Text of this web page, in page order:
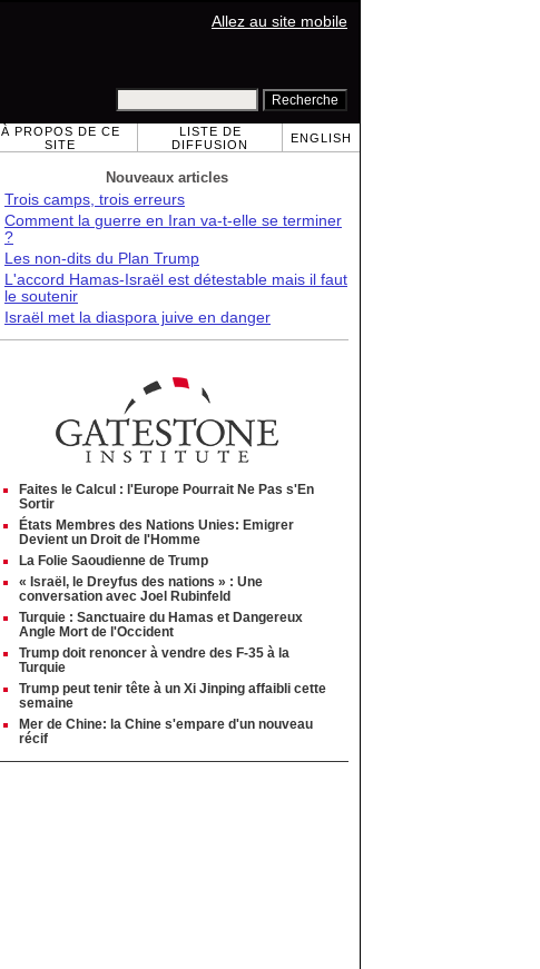
Allez au site mobile
À PROPOS DE CE
SITE
LISTE DE
DIFFUSION
ENGLISH
Nouveaux articles
Trois camps, trois erreurs
Comment la guerre en Iran va-t-elle se terminer
?
Les non-dits du Plan Trump
L'accord Hamas-Israël est détestable mais il faut
le soutenir
Israël met la diaspora juive en danger
Faites le Calcul : l'Europe Pourrait Ne Pas s'En
Sortir
États Membres des Nations Unies: Emigrer
Devient un Droit de l'Homme
La Folie Saoudienne de Trump
« Israël, le Dreyfus des nations » : Une
conversation avec Joel Rubinfeld
Turquie : Sanctuaire du Hamas et Dangereux
Angle Mort de l'Occident
Trump doit renoncer à vendre des F-35 à la
Turquie
Trump peut tenir tête à un Xi Jinping affaibli cette
semaine
Mer de Chine: la Chine s'empare d'un nouveau
récif